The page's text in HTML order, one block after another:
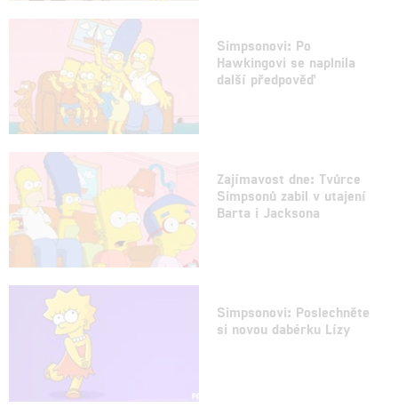
Simpsonovi: Po
Hawkingovi se naplnila
další předpověď
Zajímavost dne: Tvůrce
Simpsonů zabil v utajení
Barta i Jacksona
Simpsonovi: Poslechněte
si novou dabérku Lízy